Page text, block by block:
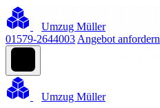
Umzug Müller
01579-2644003 Angebot anfordern
Umzug Müller